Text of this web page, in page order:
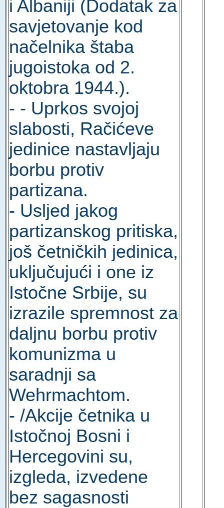
i Albaniji (Dodatak za
savjetovanje kod
načelnika štaba
jugoistoka od 2.
oktobra 1944.).
- - Uprkos svojoj
slabosti, Račićeve
jedinice nastavljaju
borbu protiv
partizana.
- Usljed jakog
partizanskog pritiska,
još četničkih jedinica,
uključujući i one iz
Istočne Srbije, su
izrazile spremnost za
daljnu borbu protiv
komunizma u
saradnji sa
Wehrmachtom.
- /Akcije četnika u
Istočnoj Bosni i
Hercegovini su,
izgleda, izvedene
bez sagasnosti